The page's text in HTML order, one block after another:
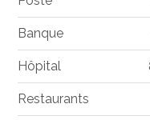
Banque
Hôpital
Restaurants